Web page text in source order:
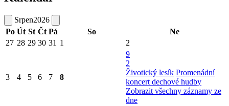
Srpen2026
Po Út St Čt Pá So
Ne
27 28 29 30 31 1 2
3 4 5 6 7 8
9
2
Životický lesík Promenádní
koncert dechové hudby
Zobrazit všechny záznamy ze
dne